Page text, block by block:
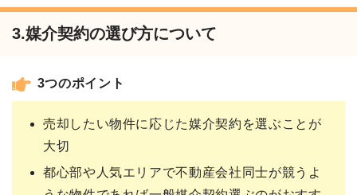
3.媒介契約の選び方について
3つのポイント
売却したい物件に応じた媒介契約を選ぶことが
大切
都心部や人気エリアで不動産会社同士が競うよ